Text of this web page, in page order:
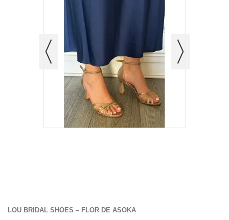
LOU BRIDAL SHOES – FLOR DE ASOKA